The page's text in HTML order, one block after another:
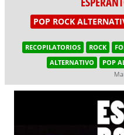
POP ROCK
RECOPILATORIOS ROCK
ALTERNATIVO
POP